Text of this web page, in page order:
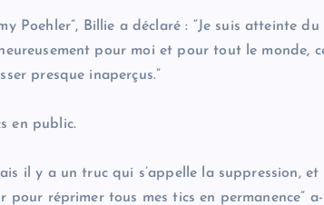
Poehler”, Billie a déclaré : “Je suis atteinte du
pour moi et pour tout le monde,
presque inaperçus.”
en public.
il y a un truc qui s’appelle la suppression, et
réprimer tous mes tics en permanence”